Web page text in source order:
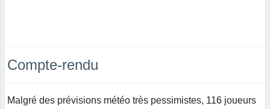
Compte-rendu
Malgré des prévisions météo très pessimistes, 116 joueurs